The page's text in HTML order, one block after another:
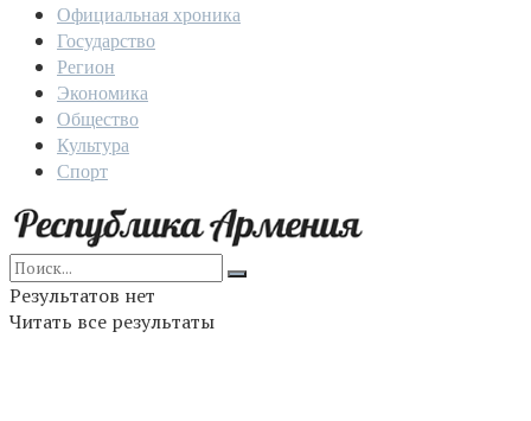
Официальная хроника
Государство
Регион
Экономика
Общество
Культура
Спорт
Результатов нет
Читать все результаты